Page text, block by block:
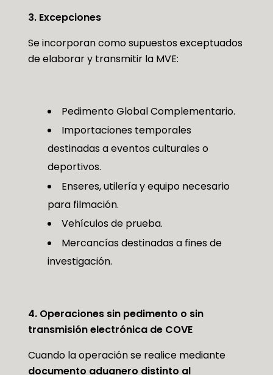
3. Excepciones
Se incorporan como supuestos exceptuados
de elaborar y transmitir la MVE:
Pedimento Global Complementario.
Importaciones temporales
destinadas a eventos culturales o
deportivos.
Enseres, utilería y equipo necesario
para filmación.
Vehículos de prueba.
Mercancías destinadas a fines de
investigación.
4. Operaciones sin pedimento o sin
transmisión electrónica de COVE
Cuando la operación se realice mediante
documento aduanero distinto al